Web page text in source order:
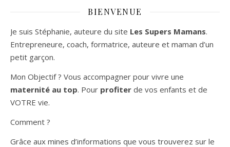
BIENVENUE
Je suis Stéphanie, auteure du site Les Supers Mamans.
Entrepreneure, coach, formatrice, auteure et maman d’un
petit garçon.
Mon Objectif ? Vous accompagner pour vivre une
maternité au top. Pour profiter de vos enfants et de
VOTRE vie.
Comment ?
Grâce aux mines d’informations que vous trouverez sur le